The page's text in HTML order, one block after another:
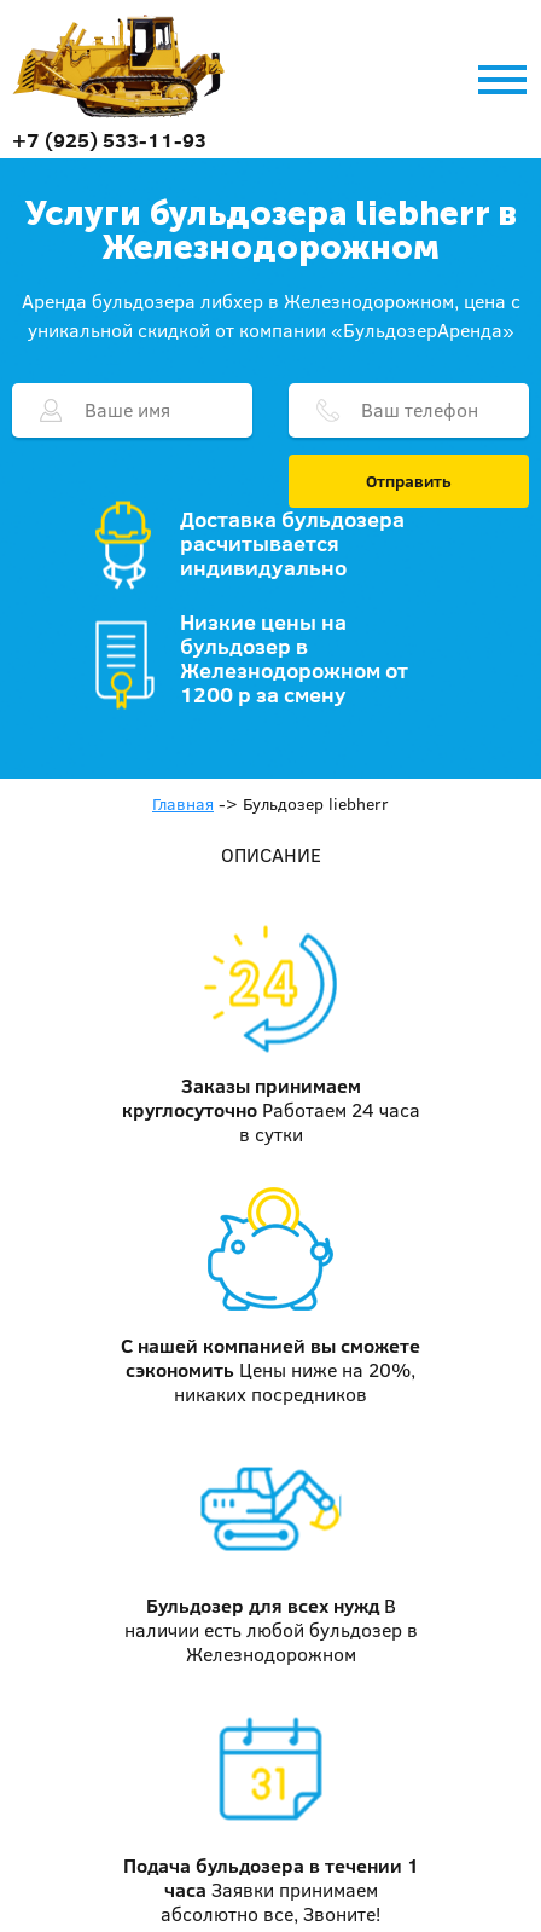
+7 (925) 533-11-93
Услуги бульдозера liebherr в
Железнодорожном
Аренда бульдозера либхер в Железнодорожном, цена с
уникальной скидкой от компании «БульдозерАренда»
Отправить
Доставка бульдозера
расчитывается
индивидуально
Низкие цены на
бульдозер в
Железнодорожном от
1200 р за смену
Главная -> Бульдозер liebherr
ОПИСАНИЕ
Заказы принимаем
круглосуточно Работаем 24 часа
в сутки
С нашей компанией вы сможете
сэкономить Цены ниже на 20%,
никаких посредников
Бульдозер для всех нужд В
наличии есть любой бульдозер в
Железнодорожном
Подача бульдозера в течении 1
часа Заявки принимаем
абсолютно все, Звоните!